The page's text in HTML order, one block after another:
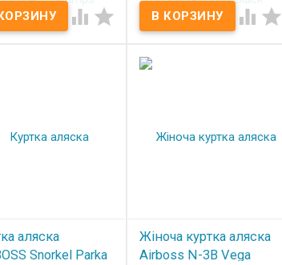
   
аляска
Snorkel Parka
Жіноча куртка аляска
Airboss N-3B Vega